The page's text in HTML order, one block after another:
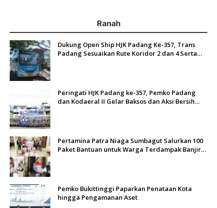
Ranah
Dukung Open Ship HJK Padang Ke-357, Trans
Padang Sesuaikan Rute Koridor 2 dan 4 Serta
Peringati HJK Padang ke-357, Pemko Padang
dan Kodaeral II Gelar Baksos dan Aksi Bersih
Pertamina Patra Niaga Sumbagut Salurkan 100
Paket Bantuan untuk Warga Terdampak Banjir
Pemko Bukittinggi Paparkan Penataan Kota
hingga Pengamanan Aset